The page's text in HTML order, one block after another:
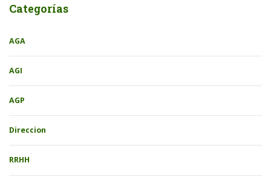
Categorías
AGA
AGI
AGP
Direccion
RRHH